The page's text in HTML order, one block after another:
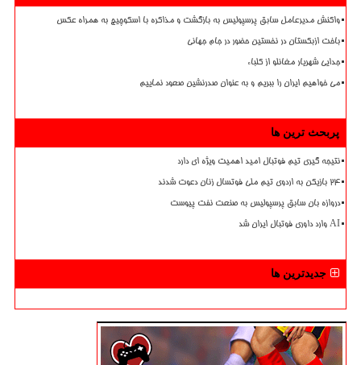
واکنش مدیرعامل سابق پرسپولیس به بازگشت و مذاکره با اسکوچیچ به همراه عکس
باخت ازبکستان در نخستین حضور در جام جهانی
جدایی شهریار مغانلو از کلباء
می خواهیم ایران را ببریم و به عنوان صدرنشین صعود نماییم
پربحث ترین ها
نتیجه گیری تیم فوتبال امید اهمیت ویژه ای دارد
۲۴ بازیکن به اردوی تیم ملی فوتسال زنان دعوت شدند
دروازه بان سابق پرسپولیس به صنعت نفت پیوست
AI وارد داوری فوتبال ایران شد
جدیدترین ها